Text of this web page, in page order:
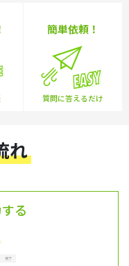
質問に答えるだけ
簡単依頼！
れ
る